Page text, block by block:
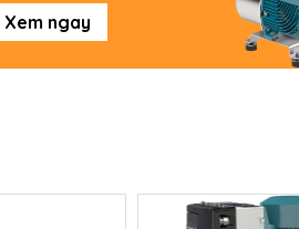
Xem ngay